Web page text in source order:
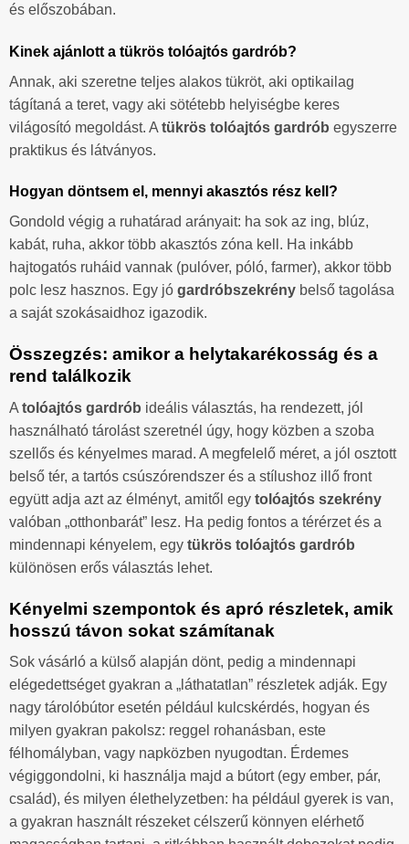
és előszobában.
Kinek ajánlott a tükrös tolóajtós gardrób?
Annak, aki szeretne teljes alakos tükröt, aki optikailag
tágítaná a teret, vagy aki sötétebb helyiségbe keres
világosító megoldást. A tükrös tolóajtós gardrób egyszerre
praktikus és látványos.
Hogyan döntsem el, mennyi akasztós rész kell?
Gondold végig a ruhatárad arányait: ha sok az ing, blúz,
kabát, ruha, akkor több akasztós zóna kell. Ha inkább
hajtogatós ruháid vannak (pulóver, póló, farmer), akkor több
polc lesz hasznos. Egy jó gardróbszekrény belső tagolása
a saját szokásaidhoz igazodik.
Összegzés: amikor a helytakarékosság és a
rend találkozik
A tolóajtós gardrób ideális választás, ha rendezett, jól
használható tárolást szeretnél úgy, hogy közben a szoba
szellős és kényelmes marad. A megfelelő méret, a jól osztott
belső tér, a tartós csúszórendszer és a stílushoz illő front
együtt adja azt az élményt, amitől egy tolóajtós szekrény
valóban „otthonbarát” lesz. Ha pedig fontos a térérzet és a
mindennapi kényelem, egy tükrös tolóajtós gardrób
különösen erős választás lehet.
Kényelmi szempontok és apró részletek, amik
hosszú távon sokat számítanak
Sok vásárló a külső alapján dönt, pedig a mindennapi
elégedettséget gyakran a „láthatatlan” részletek adják. Egy
nagy tárolóbútor esetén például kulcskérdés, hogyan és
milyen gyakran pakolsz: reggel rohanásban, este
félhomályban, vagy napközben nyugodtan. Érdemes
végiggondolni, ki használja majd a bútort (egy ember, pár,
család), és milyen élethelyzetben: ha például gyerek is van,
a gyakran használt részeket célszerű könnyen elérhető